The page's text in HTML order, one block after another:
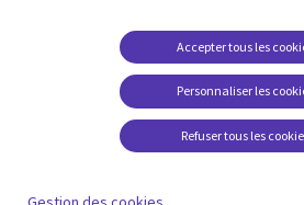
Études de cas
Baladodiffusions
Personnaliser les
Accepter tous les
Refuser tous les